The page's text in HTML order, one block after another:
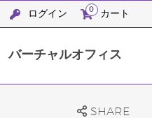
ログイン 0 カート
バーチャルオフィス
SHARE